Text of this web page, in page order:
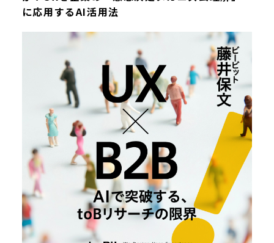
に応用するAI活用法